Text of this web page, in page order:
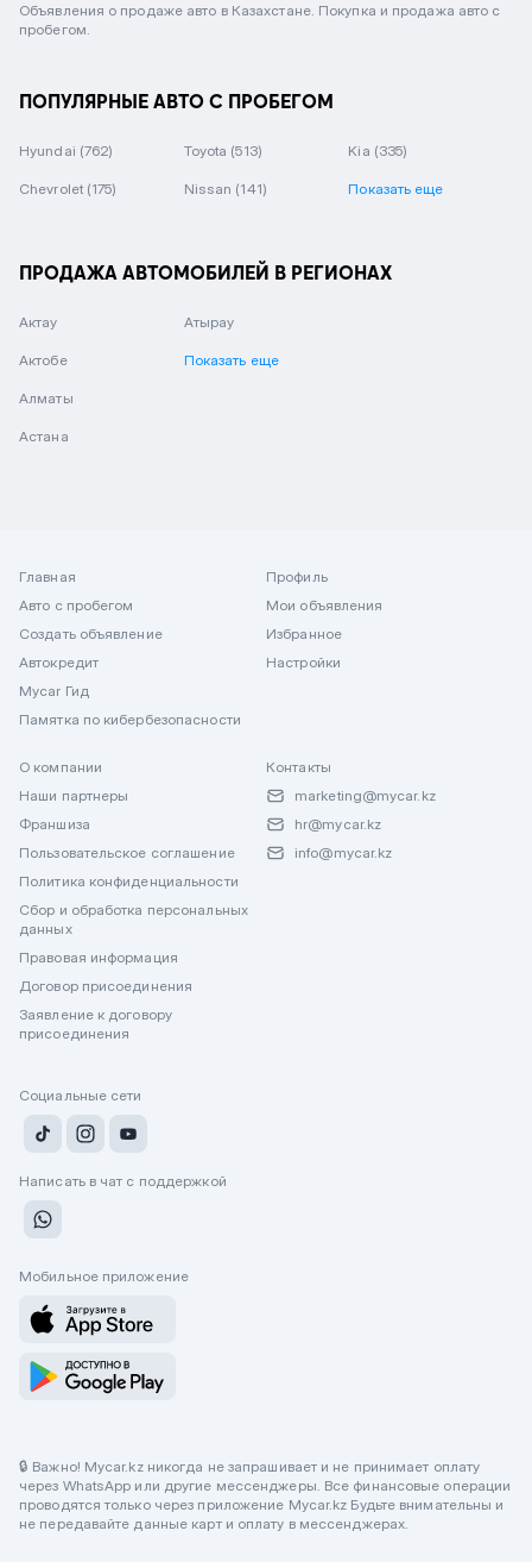
Объявления о продаже авто в Казахстане. Покупка и продажа авто с
пробегом.
ПОПУЛЯРНЫЕ АВТО С ПРОБЕГОМ
Hyundai (762) Toyota (513) Kia (335)
Chevrolet (175) Nissan (141) Показать еще
ПРОДАЖА АВТОМОБИЛЕЙ В РЕГИОНАХ
Актау
Актобе
Алматы
Астана
Атырау
Показать еще
Главная
Авто с пробегом
Создать объявление
Автокредит
Mycar Гид
Памятка по кибербезопасности
Профиль
Мои объявления
Избранное
Настройки
О компании
Наши партнеры
Франшиза
Пользовательское соглашение
Политика конфиденциальности
Сбор и обработка персональных
данных
Правовая информация
Договор присоединения
Заявление к договору
присоединения
Контакты
marketing@mycar.kz
hr@mycar.kz
info@mycar.kz
Социальные сети
Написать в чат с поддержкой
Мобильное приложение
🔒 Важно! Mycar.kz никогда не запрашивает и не принимает оплату
через WhatsApp или другие мессенджеры. Все финансовые операции
проводятся только через приложение Mycar.kz Будьте внимательны и
не передавайте данные карт и оплату в мессенджерах.